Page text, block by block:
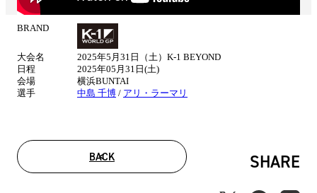
BRAND
大会名
2025年5月31日（土）K-1 BEYOND
日程
2025年05月31日(土)
会場
横浜BUNTAI
選手
中島 千博 / アリ・ラーマリ
BACK SHARE